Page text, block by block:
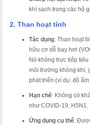
khí sạch trong các hộ
2. Than hoạt tính
Tác dụng: Than hoạt
hữu cơ dễ bay hơi
Nó không trực tiếp
môi trường không khí,
phát triển (ví dụ: độ
Hạn chế: Không có
như COVID-19, H5N1.
Ứng dụng cụ thể: